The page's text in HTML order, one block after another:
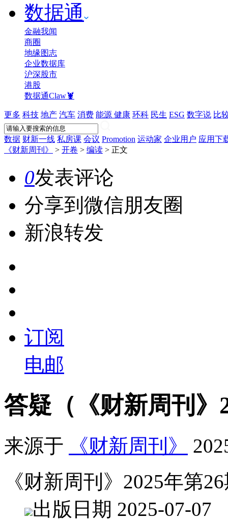
数据通
金融我闻
商圈
地缘图志
企业数据库
沪深股市
港股
数据通Claw🦞
更多 科技 地产 汽车 消费 能源 健康 环科 民生 ESG 数字说 比
数据 财新一线 私房课 会议 Promotion 运动家 企业用户 应用下
《财新周刊》
> 开卷 > 编读 > 正文
0发表评论
分享到微信朋友圈
新浪转发
订阅
电邮
答疑（《财新周刊
来源于 《财新周刊》
《财新周刊》2025年第
出版日期 2025-07-07